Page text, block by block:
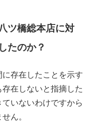
ツ橋総本店に対
たのか？
存在したことを示す
在しないと指摘した
いないわけですから
ん。